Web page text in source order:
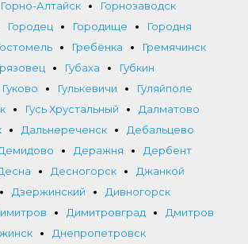
Горно-Алтайск
Горнозаводск
Городец Городище
Городня
Гребёнка
Гремячинск
Губаха
Губкин
Гуково Гулькевичи
Гуляйполе
Гусь Хрустальный
Далматово
Дальнереченск
Дебальцево
Деражня
Дербент
Десногорск
Джанкой
Дзержинский
Дивногорск
Димитровград
Дмитров
Днепропетровск